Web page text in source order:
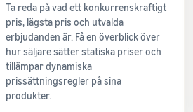
Ta reda på vad ett konkurrenskraftigt
pris, lägsta pris och utvalda
erbjudanden är. Få en överblick över
hur säljare sätter statiska priser och
tillämpar dynamiska
prissättningsregler på sina
produkter.